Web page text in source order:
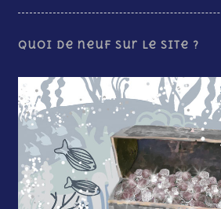
Quoi de neuf sur le site ?